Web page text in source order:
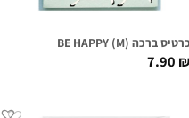
כרטיס ברכה (BE HAPPY (M
7.90₪